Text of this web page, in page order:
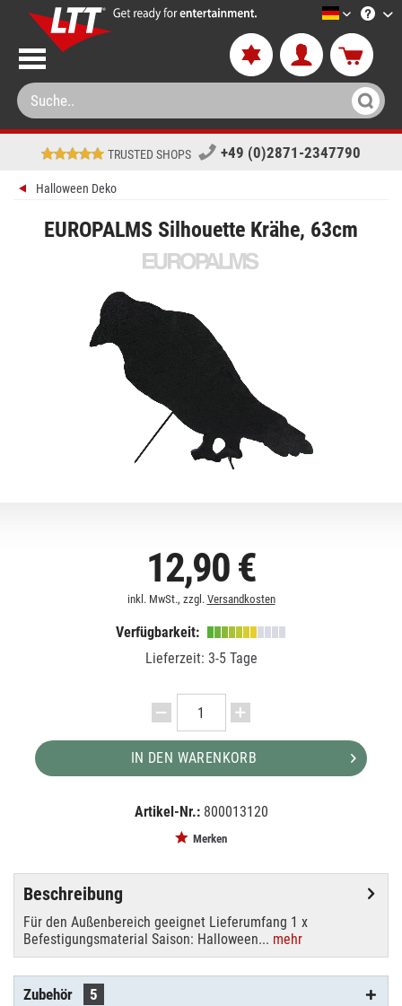
LTT-
TRUSTED SHOPS +49 (0)2871-2347790
Halloween Deko
EUROPALMS Silhouette Krähe, 63cm
12,90 €
inkl. MwSt., zzgl. Versandkosten
Verfügbarkeit:
Lieferzeit: 3-5 Tage
IN DEN WARENKORB
Artikel-Nr.: 800013120
Merken
Beschreibung
Für den Außenbereich geeignet Lieferumfang 1 x
Befestigungsmaterial Saison: Halloween... mehr
Zubehör 5